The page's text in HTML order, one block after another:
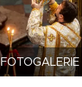
FOTOGALERIE